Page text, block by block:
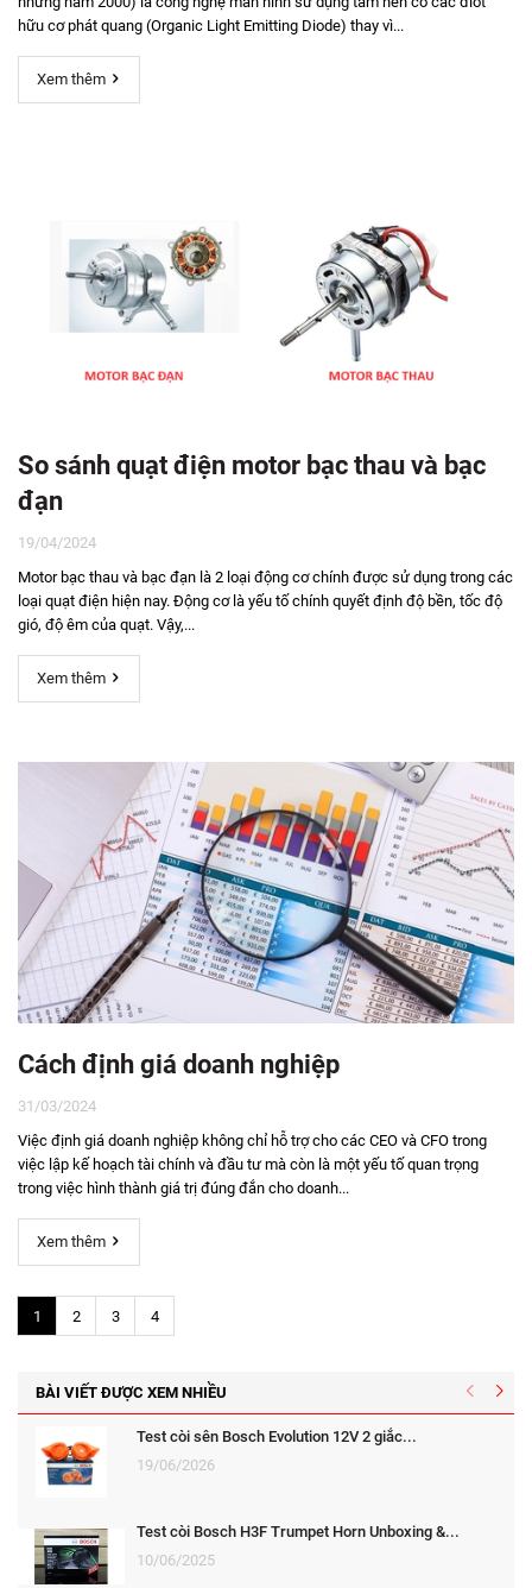
hữu cơ phát quang (Organic Light Emitting Diode) thay vì...
Xem thêm
So sánh quạt điện motor bạc thau và bạc
đạn
19/04/2024
Motor bạc thau và bạc đạn là 2 loại động cơ chính được sử dụng trong các
loại quạt điện hiện nay. Động cơ là yếu tố chính quyết định độ bền, tốc độ
gió, độ êm của quạt. Vậy,...
Xem thêm
Cách định giá doanh nghiệp
31/03/2024
Việc định giá doanh nghiệp không chỉ hỗ trợ cho các CEO và CFO trong
việc lập kế hoạch tài chính và đầu tư mà còn là một yếu tố quan trọng
trong việc hình thành giá trị đúng đắn cho doanh...
Xem thêm
1 2 3 4
BÀI VIẾT ĐƯỢC XEM NHIỀU
Test còi sên Bosch Evolution 12V 2 giắc...
19/06/2026
Test còi Bosch H3F Trumpet Horn Unboxing &...
10/06/2025